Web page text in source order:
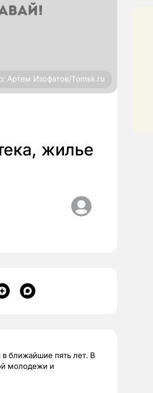
Артем Изофатов/Tomsk.ru
жилье
в ближайшие пять лет. В
молодежи и